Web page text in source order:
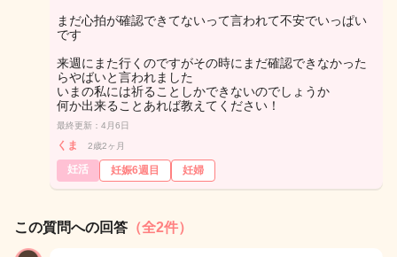
まだ心拍が確認できてないって言われて不安でいっぱい
です
来週にまた行くのですがその時にまだ確認できなかった
らやばいと言われました
いまの私には祈ることしかできないのでしょうか
何か出来ることあれば教えてください！
最終更新：4月6日
くま 2歳2ヶ月
妊活 妊娠6週目 妊婦
この質問への回答 （全2件）